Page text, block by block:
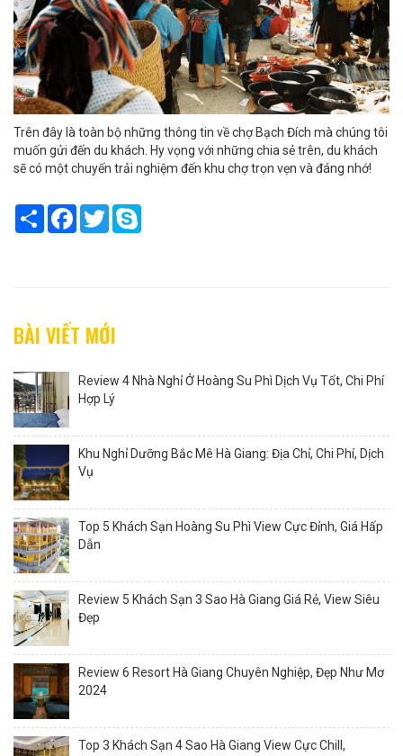
Trên đây là toàn bộ những thông tin về chợ Bạch Đích mà chúng tôi
muốn gửi đến du khách. Hy vọng với những chia sẻ trên, du khách
sẽ có một chuyến trải nghiệm đến khu chợ trọn vẹn và đáng nhớ!
Share Facebook
Twitter
BÀI VIẾT MỚI
Review 4 Nhà Nghỉ Ở Hoàng Su Phì Dịch Vụ Tốt, Chi Phí
Hợp Lý
Khu Nghỉ Dưỡng Bắc Mê Hà Giang: Địa Chỉ, Chi Phí, Dịch
Vụ
Top 5 Khách Sạn Hoàng Su Phì View Cực Đỉnh, Giá Hấp
Dẫn
Review 5 Khách Sạn 3 Sao Hà Giang Giá Rẻ, View Siêu
Đẹp
Review 6 Resort Hà Giang Chuyên Nghiệp, Đẹp Như Mơ
2024
Top 3 Khách Sạn 4 Sao Hà Giang View Cực Chill,